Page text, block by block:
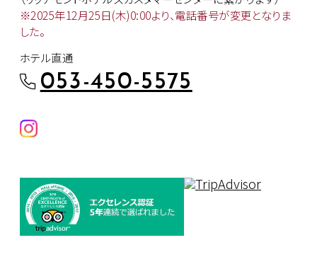
※2025年12月25日(木)0:00より、電話番号が変更となりま
した。
ホテル直通
053-450-5575